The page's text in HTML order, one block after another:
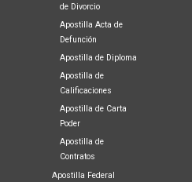
de Divorcio
Apostilla Acta de
Defunción
Apostilla de Diploma
Apostilla de
Calificaciones
Apostilla de Carta
Poder
Apostilla de
Contratos
Apostilla Federal